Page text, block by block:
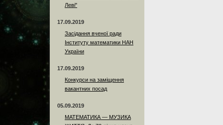
Леві"
17.09.2019
Засідання вченої ради
Інституту математики НАН
України
17.09.2019
Конкурси на заміщення
вакантних посад
05.09.2019
МАТЕМАТИКА — МУЗИКА